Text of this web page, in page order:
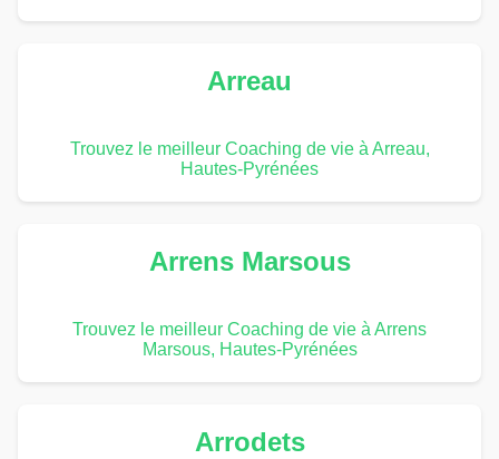
Arreau
Trouvez le meilleur Coaching de vie à Arreau,
Hautes-Pyrénées
Arrens Marsous
Trouvez le meilleur Coaching de vie à Arrens
Marsous, Hautes-Pyrénées
Arrodets